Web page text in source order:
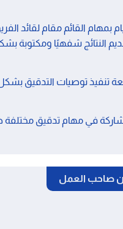
بمهام القائم مقام لقائد
النتائج شفهيًا ومكتوبة
تنفيذ توصيات التدقيق
في مهام تدقيق
صاحب العمل